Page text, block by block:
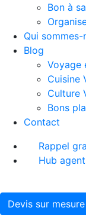
Bon à
Qui sommes-
Blog
Voyage
Cuisine
Culture
Bons
Contact
Rappel
Hub
Devis sur mesure